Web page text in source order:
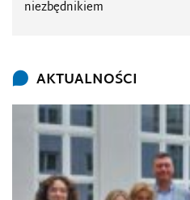
niezbędnikiem
AKTUALNOŚCI